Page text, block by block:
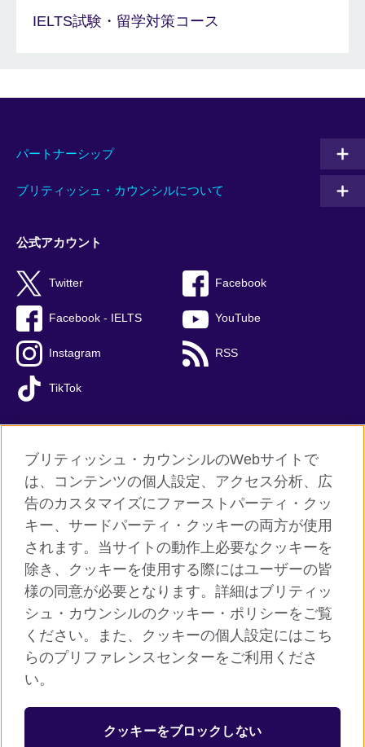
IELTS試験・留学対策コース
パートナーシップ
ブリティッシュ・カウンシルについて
公式アカウント
Twitter Facebook
Facebook - IELTS YouTube
Instagram RSS
TikTok
ご利用に際して
個人情報保護
クッキー（Cookie）について
よくあるご質問
サイトマップ
す。
英国では公益団体（非営利組織）として登録されています。公益
ブリティッシュ・カウンシルのWebサイトで
は、コンテンツの個人設定、アクセス分析、広
告のカスタマイズにファーストパーティ・クッ
キー、サードパーティ・クッキーの両方が使用
されます。当サイトの動作上必要なクッキーを
除き、クッキーを使用する際にはユーザーの皆
様の同意が必要となります。詳細はブリティッ
シュ・カウンシルのクッキー・ポリシーをご覧
ください。また、クッキーの個人設定にはこち
らのプリファレンスセンターをご利用くださ
い。
クッキーをブロックしない